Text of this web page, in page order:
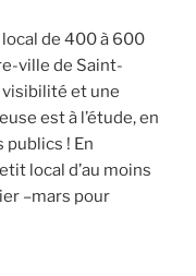
local de 400 à 600
ville de Saint-
et une
est à l’étude, en
! En
local d’au moins
–mars pour